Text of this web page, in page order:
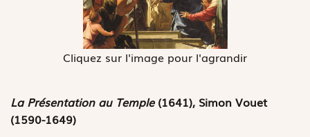
Cliquez sur l'image pour l'agrandir
La Présentation au Temple(1641), Simon Vouet
(1590-1649)